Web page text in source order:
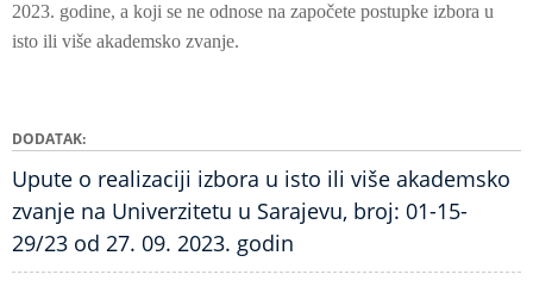
2023. godine, a koji se ne odnose na započete postupke izbora u
isto ili više akademsko zvanje.
DODATAK
Upute o realizaciji izbora u isto ili više akademsko
zvanje na Univerzitetu u Sarajevu, broj: 01-15-
29/23 od 27. 09. 2023. godin